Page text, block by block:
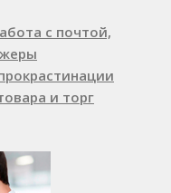
с почтой,
и торг